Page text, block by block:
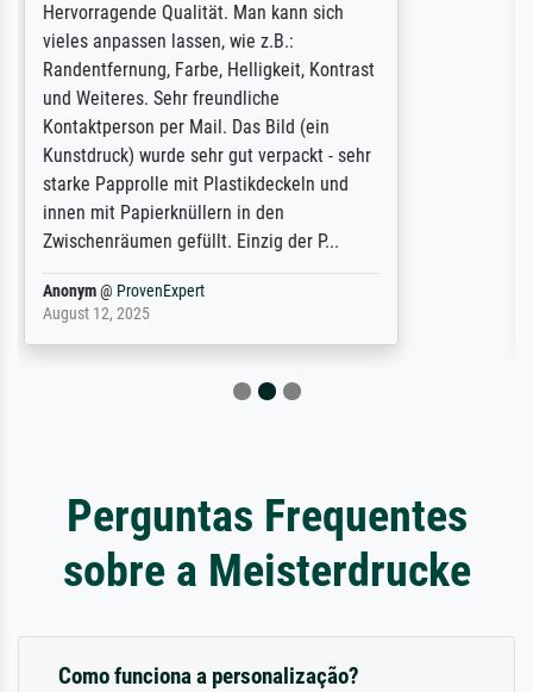
So, I ordered a large print of The
Annunciation by Fra Angelico from a very
large and popular American "art/poster"
site advertising giclee print quality. The
quality for a large print was atrocious. They
refunded me when I sent pictures of the
blurry print vs. a Wikipedia commons
representation. They stated they couldn't
do ...
Anonym@ProvenExpert
December 4, 2025
Perguntas Frequentes
sobre a Meisterdrucke
Como funciona a personalização?